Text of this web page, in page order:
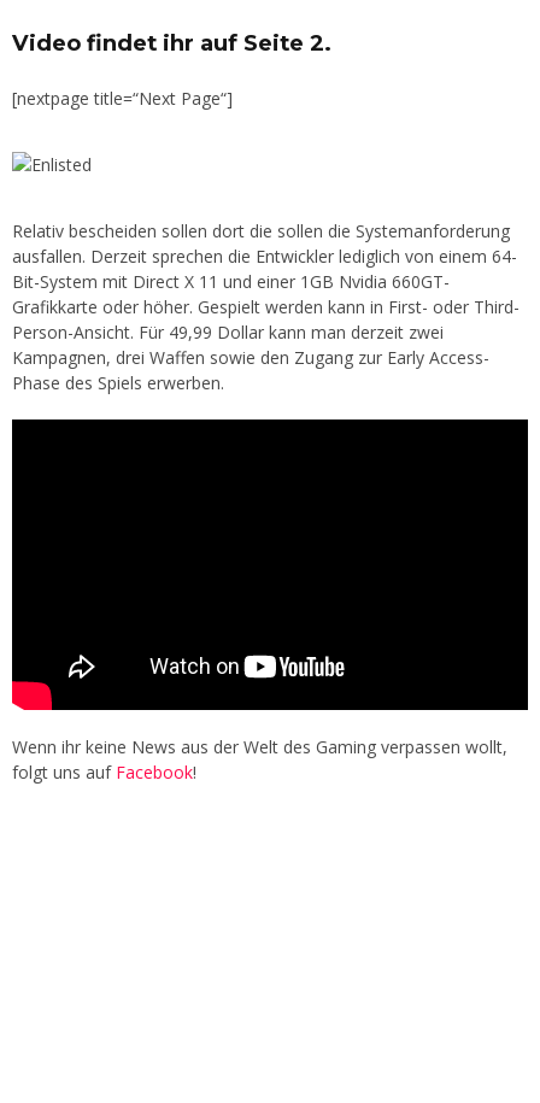
Video findet ihr auf Seite 2.
[nextpage title=“Next Page“]
Relativ bescheiden sollen dort die sollen die Systemanforderung
ausfallen. Derzeit sprechen die Entwickler lediglich von einem 64-
Bit-System mit Direct X 11 und einer 1GB Nvidia 660GT-
Grafikkarte oder höher. Gespielt werden kann in First- oder Third-
Person-Ansicht. Für 49,99 Dollar kann man derzeit zwei
Kampagnen, drei Waffen sowie den Zugang zur Early Access-
Phase des Spiels erwerben.
Wenn ihr keine News aus der Welt des Gaming verpassen wollt,
folgt uns auf Facebook!